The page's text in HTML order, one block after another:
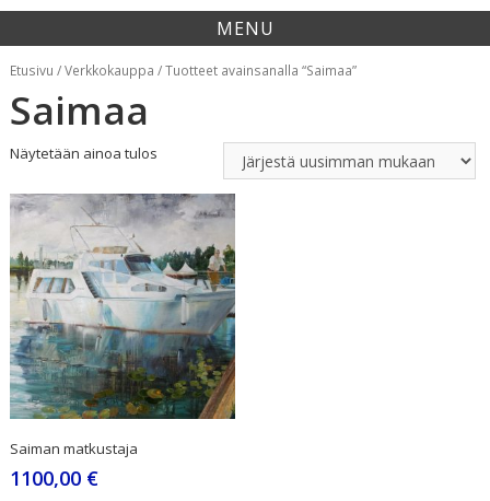
MENU
Etusivu /Verkkokauppa / Tuotteet avainsanalla “Saimaa”
Saimaa
Näytetään ainoa tulos
Saiman matkustaja
1100,00 €